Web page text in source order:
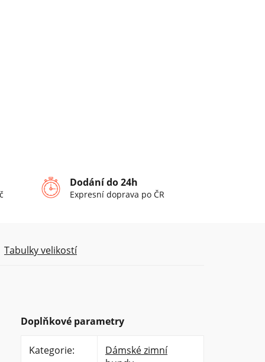
Dodání do 24h
Expresní doprava po ČR
Tabulky velikostí
Doplňkové parametry
Kategorie:
Dámské zimní